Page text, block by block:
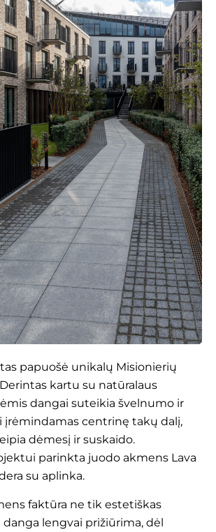
papuošė unikalų Misionierių
kartu su natūralaus
dangai suteikia švelnumo ir
įrėmindamas centrinę takų dalį,
dėmesį ir suskaido.
parinkta juodo akmens Lava
su aplinka.
faktūra ne tik estetiškas
danga lengvai prižiūrima, dėl